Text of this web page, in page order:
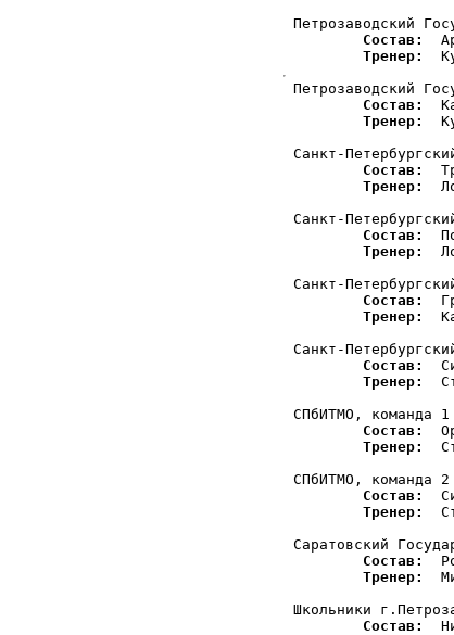
Петрозаводский
Состав:
Тренер:
Петрозаводский
Состав:
Тренер:
Санкт-
Состав:
Тренер:
Санкт-
Состав:
Тренер:
Санкт-
Состав:
Тренер:
Санкт-
Состав:
Тренер:
СПбИТМО, команда
Состав:
Тренер:
СПбИТМО, команда
Состав:
Тренер:
Саратовский
Состав:
Тренер:
Школьники
Состав: